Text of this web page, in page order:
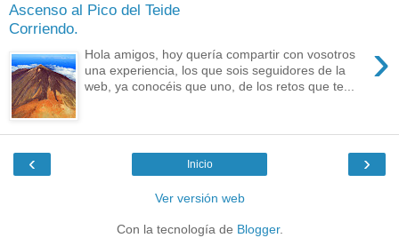
Ascenso al Pico del Teide
Corriendo.
›
Hola amigos, hoy quería compartir con vosotros
una experiencia, los que sois seguidores de la
web, ya conocéis que uno, de los retos que te...
‹ ›
Inicio
Ver versión web
Con la tecnología de Blogger.